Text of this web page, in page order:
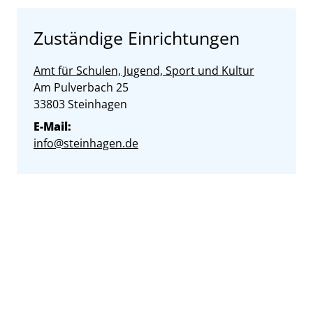
Zuständige Einrichtungen
Amt für Schulen, Jugend, Sport und Kultur
Straße:
Am Pulverbach Hausnummer:
25
PLZ:
33803Ort:
Steinhagen
E-Mail:
info@steinhagen.de